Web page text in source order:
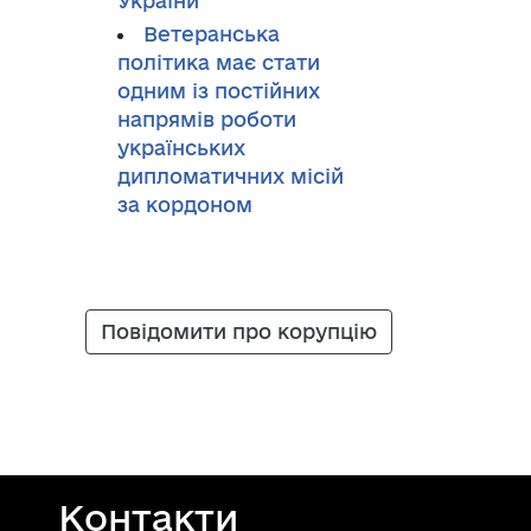
Ветеранська
політика має стати
одним із постійних
напрямів роботи
українських
дипломатичних місій
за кордоном
Повідомити про корупцію
Контакти